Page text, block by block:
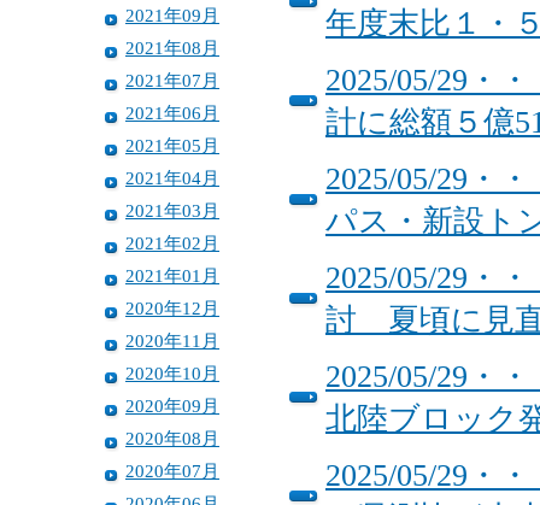
2021年09月
2021年08月
2021年07月
2021年06月
2021年05月
2021年04月
2021年03月
2021年02月
2021年01月
2020年12月
2020年11月
2020年10月
2020年09月
2020年08月
2020年07月
年度末比１・
2025/05/29・
計に総額５億
2025/05/29・
パス・新設ト
2025/05/29・
討 夏頃に見
2025/05/29・
北陸ブロック
2025/05/29・